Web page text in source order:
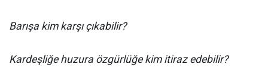
Barışa kim karşı çıkabilir?
Kardeşliğe huzura özgürlüğe kim itiraz edebilir?